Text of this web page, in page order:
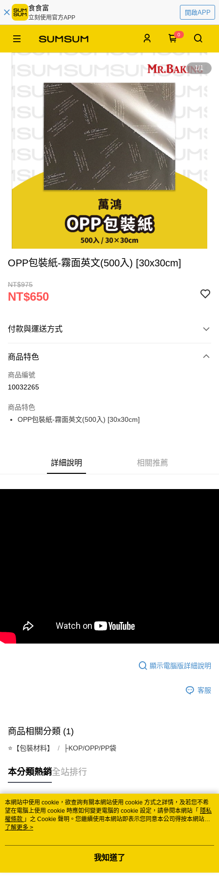
食食富
立刻使用官方APP
開啟APP
0
1/1
OPP包裝紙-霧面英文(500入) [30x30cm]
NT$975
NT$650
付款與運送方式
信用卡一次付款
超商取貨付款
Apple Pay
ATM付款
付款後7-11取貨
每筆NT$60
免運費
商品特色
商品編號
10032265
商品特色
OPP包裝紙-霧面英文(500入) [30x30cm]
詳細說明 相關推薦
顯示電腦版詳細說明
客服
商品相關分類 (1)
⭐️【包裝材料】 ├KOP/OPP/PP袋
本分類熱銷全站排行
熱門標籤
本網站中使用 cookie，欲查詢有關本網站使用 cookie 方式之詳情，及若您不希
望在電腦上使用 cookie 時應如何變更電腦的 cookie 設定，請參閱本網站「 隱私
權條款 」之 Cookie 聲明。您繼續使用本網站即表示您同意本公司得按本網站使
用條款之 Cookie 聲明使用 cookie。
了解更多 >
我知道了